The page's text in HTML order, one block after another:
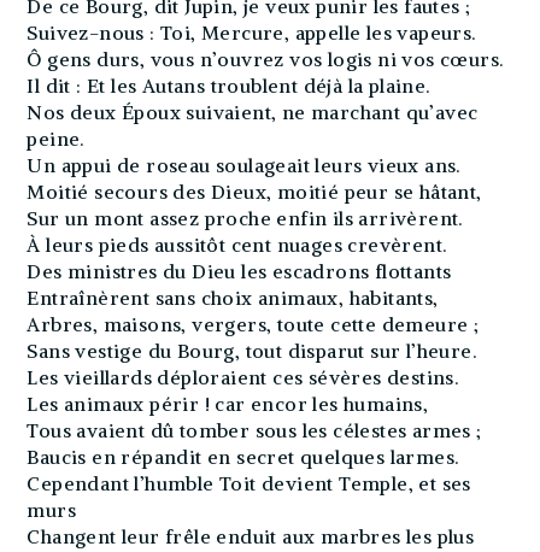
De ce Bourg, dit Jupin, je veux punir les fautes ;
Suivez-nous : Toi, Mercure, appelle les vapeurs.
Ô gens durs, vous n’ouvrez vos logis ni vos cœurs.
Il dit : Et les Autans troublent déjà la plaine.
Nos deux Époux suivaient, ne marchant qu’avec
peine.
Un appui de roseau soulageait leurs vieux ans.
Moitié secours des Dieux, moitié peur se hâtant,
Sur un mont assez proche enfin ils arrivèrent.
À leurs pieds aussitôt cent nuages crevèrent.
Des ministres du Dieu les escadrons flottants
Entraînèrent sans choix animaux, habitants,
Arbres, maisons, vergers, toute cette demeure ;
Sans vestige du Bourg, tout disparut sur l’heure.
Les vieillards déploraient ces sévères destins.
Les animaux périr ! car encor les humains,
Tous avaient dû tomber sous les célestes armes ;
Baucis en répandit en secret quelques larmes.
Cependant l’humble Toit devient Temple, et ses
murs
Changent leur frêle enduit aux marbres les plus